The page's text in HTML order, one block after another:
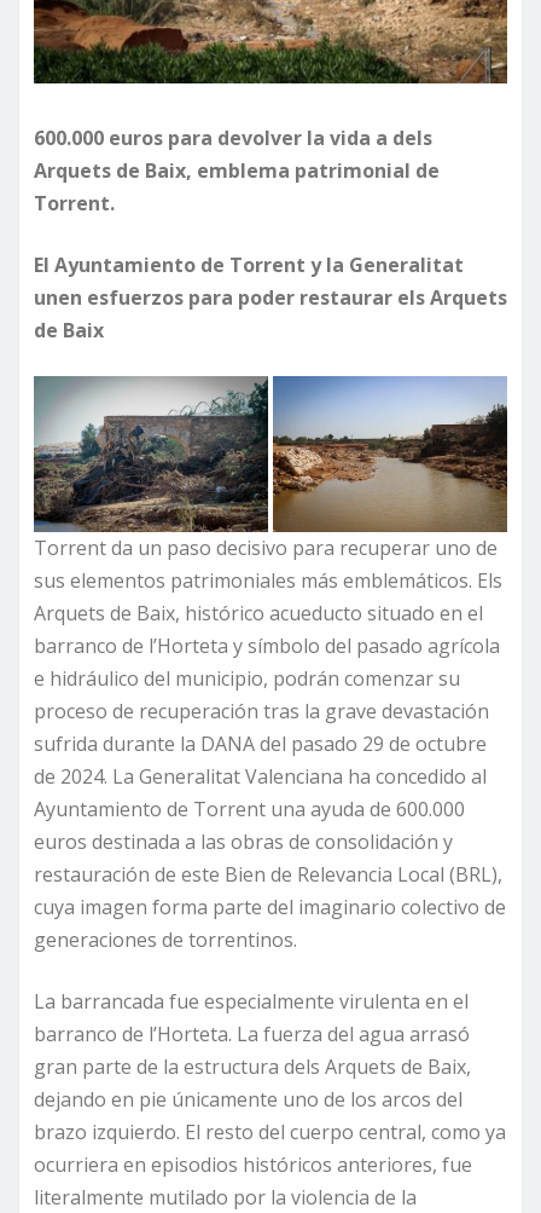
600.000 euros para devolver la vida a dels
Arquets de Baix, emblema patrimonial de
Torrent.
El Ayuntamiento de Torrent y la Generalitat
unen esfuerzos para poder restaurar els Arquets
de Baix
Torrent da un paso decisivo para recuperar uno de
sus elementos patrimoniales más emblemáticos. Els
Arquets de Baix, histórico acueducto situado en el
barranco de l’Horteta y símbolo del pasado agrícola
e hidráulico del municipio, podrán comenzar su
proceso de recuperación tras la grave devastación
sufrida durante la DANA del pasado 29 de octubre
de 2024. La Generalitat Valenciana ha concedido al
Ayuntamiento de Torrent una ayuda de 600.000
euros destinada a las obras de consolidación y
restauración de este Bien de Relevancia Local (BRL),
cuya imagen forma parte del imaginario colectivo de
generaciones de torrentinos.
La barrancada fue especialmente virulenta en el
barranco de l’Horteta. La fuerza del agua arrasó
gran parte de la estructura dels Arquets de Baix,
dejando en pie únicamente uno de los arcos del
brazo izquierdo. El resto del cuerpo central, como ya
ocurriera en episodios históricos anteriores, fue
literalmente mutilado por la violencia de la